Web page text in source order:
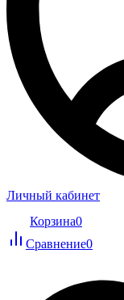
Личный кабинет
Корзина0
Сравнение0